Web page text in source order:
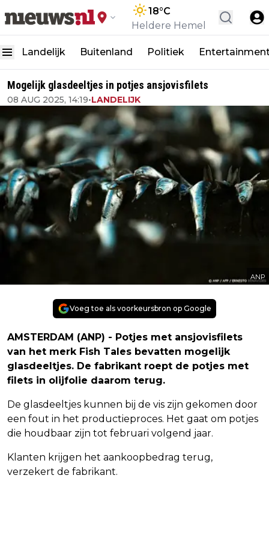
18°C
Heldere Hemel
Landelijk Buitenland Politiek
Mogelijk glasdeeltjes in potjes ansjovisfilets
08 AUG 2025, 14:19•LANDELIJK
ANP
Voeg toe als voorkeursbron op Google
AMSTERDAM (ANP) - Potjes met ansjovisfilets
van het merk Fish Tales bevatten mogelijk
glasdeeltjes. De fabrikant roept de potjes met
filets in olijfolie daarom terug.
De glasdeeltjes kunnen bij de vis zijn gekomen door
een fout in het productieproces. Het gaat om potjes
die houdbaar zijn tot februari volgend jaar.
Klanten krijgen het aankoopbedrag terug,
verzekert de fabrikant.